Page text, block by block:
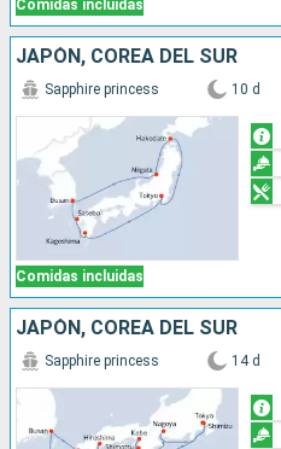
Comidas incluidas
JAPÓN, COREA DEL SUR
Comidas incluidas
Sapphire princess 10 d
JAPÓN, COREA DEL SUR
Sapphire princess 14 d